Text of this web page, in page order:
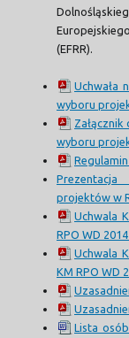
(EFRR).
Uchwała
wyboru
Załącznik
wyboru
projektów w
Uchwala
RPO WD
Uchwala
KM RPO WD
Lista